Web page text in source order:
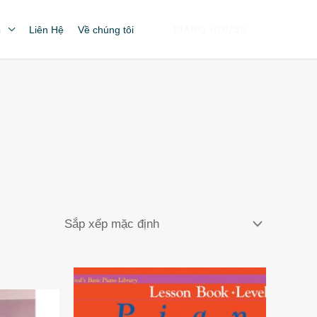
Liên Hệ Về chúng tôi